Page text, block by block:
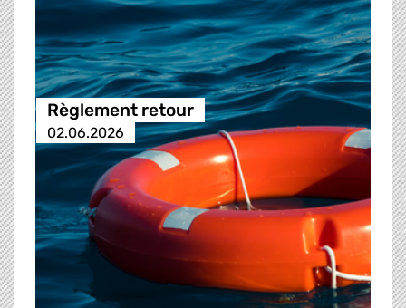
Règlement retour
02.06.2026